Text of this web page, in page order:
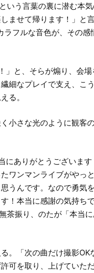
いう言葉の裏に潜む本
ませて帰ります！」と
フルな音色が、その感
」と、そらが煽り、会
細なプレイで支え、こ
る。
小さな光のように観客
にありがとうございま
ワンマンライブがやっ
うんです。なので勇気
！本当に感謝の気持ち
茶振り、のたが「本当
。「次の曲だけ撮影OK
可を取り、上げていた